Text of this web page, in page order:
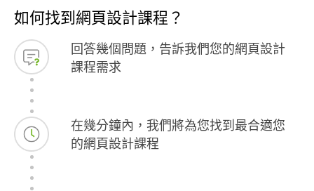
如何找到網頁設計課程？
回答幾個問題，告訴我們您的網頁設計
課程需求
在幾分鐘內，我們將為您找到最合適您
的網頁設計課程